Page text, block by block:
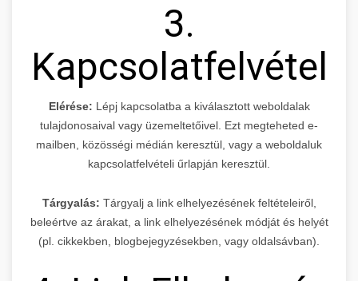
3.
Kapcsolatfelvétel
Elérése: Lépj kapcsolatba a kiválasztott weboldalak
tulajdonosaival vagy üzemeltetőivel. Ezt megteheted e-
mailben, közösségi médián keresztül, vagy a weboldaluk
kapcsolatfelvételi űrlapján keresztül.
Tárgyalás: Tárgyalj a link elhelyezésének feltételeiről,
beleértve az árakat, a link elhelyezésének módját és helyét
(pl. cikkekben, blogbejegyzésekben, vagy oldalsávban).